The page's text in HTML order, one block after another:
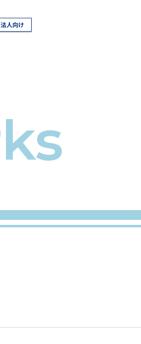
法人向け